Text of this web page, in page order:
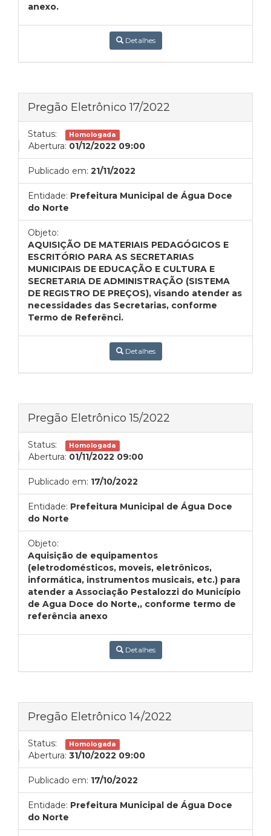
anexo.
Detalhes
Pregão Eletrônico 17/2022
Status: Homologada
Abertura: 01/12/2022 09:00
Publicado em: 21/11/2022
Entidade: Prefeitura Municipal de Água Doce
do Norte
Objeto:
AQUISIÇÃO DE MATERIAIS PEDAGÓGICOS E
ESCRITÓRIO PARA AS SECRETARIAS
MUNICIPAIS DE EDUCAÇÃO E CULTURA E
SECRETARIA DE ADMINISTRAÇÃO (SISTEMA
DE REGISTRO DE PREÇOS), visando atender as
necessidades das Secretarias, conforme
Termo de Referênci.
Detalhes
Pregão Eletrônico 15/2022
Status: Homologada
Abertura: 01/11/2022 09:00
Publicado em: 17/10/2022
Entidade: Prefeitura Municipal de Água Doce
do Norte
Objeto:
Aquisição de equipamentos
(eletrodomésticos, moveis, eletrônicos,
informática, instrumentos musicais, etc.) para
atender a Associação Pestalozzi do Município
de Agua Doce do Norte,, conforme termo de
referência anexo
Detalhes
Pregão Eletrônico 14/2022
Status: Homologada
Abertura: 31/10/2022 09:00
Publicado em: 17/10/2022
Entidade: Prefeitura Municipal de Água Doce
do Norte